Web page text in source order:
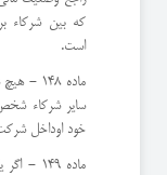
كه بین شركاء
است.
ماده
سایر شركاء شخص
خود او‌داخل
ماده